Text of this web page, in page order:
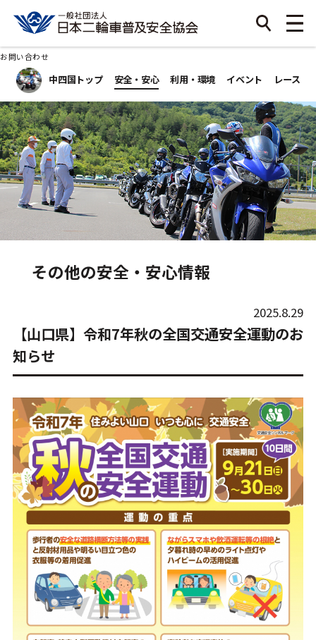
中四国トップ 安全・安心 利用・環境 イベント レース
お問い合わせ
その他の安全・安心情報
2025.8.29
【山口県】令和7年秋の全国交通安全運動のお
知らせ